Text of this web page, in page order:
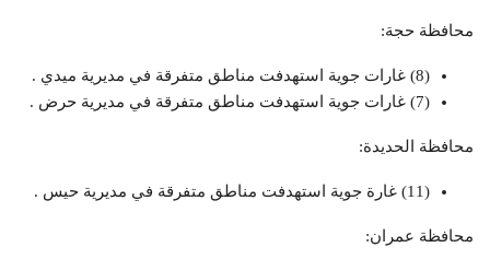
محافظة حجة:
(8) غارات جوية استهدفت مناطق متفرقة في مديرية ميدي .
(7) غارات جوية استهدفت مناطق متفرقة في مديرية حرض .
محافظة الحديدة:
(11) غارة جوية استهدفت مناطق متفرقة في مديرية حيس .
محافظة عمران: